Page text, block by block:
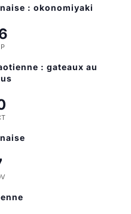
: okonomiyaki
: gateaux au